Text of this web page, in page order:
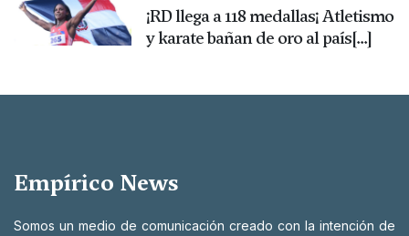
¡RD llega a 118 medallas¡ Atletismo
y karate bañan de oro al país[...]
Empírico News
Somos un medio de comunicación creado con la intención de